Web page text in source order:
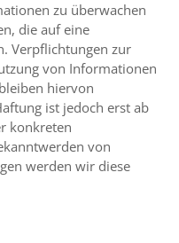
zu überwachen
die auf eine
Verpflichtungen zur
von Informationen
hiervon
ist jedoch erst ab
konkreten
von
werden wir diese